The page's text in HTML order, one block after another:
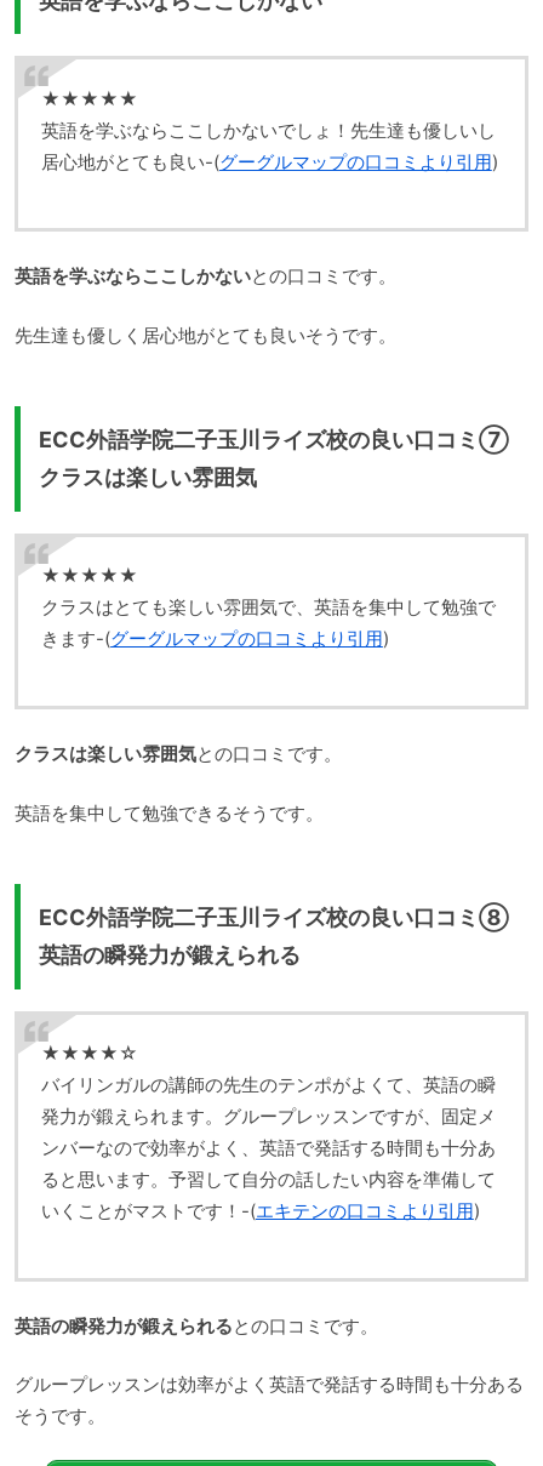
★★★★★
英語を学ぶならここしかないでしょ！先生達も優しいし
居心地がとても良い-(グーグルマップの口コミより引用)
英語を学ぶならここしかないとの口コミです。
先生達も優しく居心地がとても良いそうです。
ECC外語学院二子玉川ライズ校の良い口コミ⑦
クラスは楽しい雰囲気
★★★★★
クラスはとても楽しい雰囲気で、英語を集中して勉強で
きます-(グーグルマップの口コミより引用)
クラスは楽しい雰囲気との口コミです。
英語を集中して勉強できるそうです。
ECC外語学院二子玉川ライズ校の良い口コミ⑧
英語の瞬発力が鍛えられる
★★★★☆
バイリンガルの講師の先生のテンポがよくて、英語の瞬
発力が鍛えられます。グループレッスンですが、固定メ
ンバーなので効率がよく、英語で発話する時間も十分あ
ると思います。予習して自分の話したい内容を準備して
いくことがマストです！-(エキテンの口コミより引用)
英語の瞬発力が鍛えられるとの口コミです。
グループレッスンは効率がよく英語で発話する時間も十分ある
そうです。